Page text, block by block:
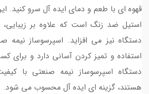
قهوه ای با طعم و دمای ایده آل سرو کنید.
استیل ضد زنگ است که علاوه بر
استفاده و تمیز کردن آسانی دارد و برای
دستگاه اسپرسوساز نیمه صنعتی با
هستند، گزینه ای ایده آل محسوب می شود.